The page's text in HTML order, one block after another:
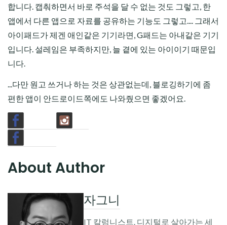
합니다. 캡춰하면서 바로 주석을 달 수 없는 것도 그렇고, 한
앱에서 다른 앱으로 자료를 공유하는 기능도 그렇고.... 그래서
아이패드가 제겐 애인같은 기기라면, G패드는 아내같은 기기
입니다. 설레임은 부족하지만, 늘 곁에 있는 아이이기 때문입
니다.
...다만 원고 쓰거나 하는 것은 상관없는데, 블로깅하기에 좀
편한 앱이 안드로이드쪽에도 나와줬으면 좋겠어요.
About Author
자그니
IT 칼럼니스트. 디지털로 살아가는 세